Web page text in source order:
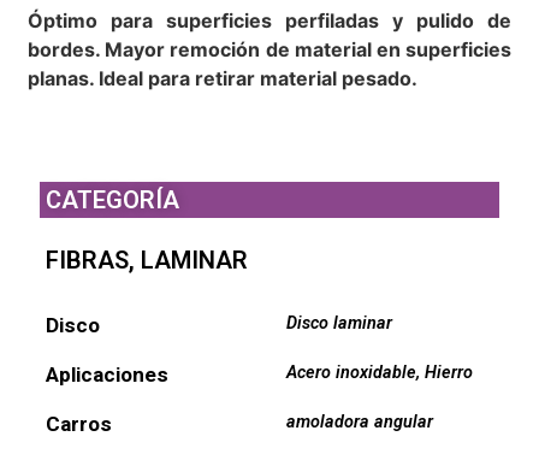
Óptimo para superficies perfiladas y pulido de
bordes. Mayor remoción de material en superficies
planas. Ideal para retirar material pesado.
CATEGORÍA
FIBRAS, LAMINAR
Disco Disco laminar
Aplicaciones Acero inoxidable,Hierro
Carros amoladora angular